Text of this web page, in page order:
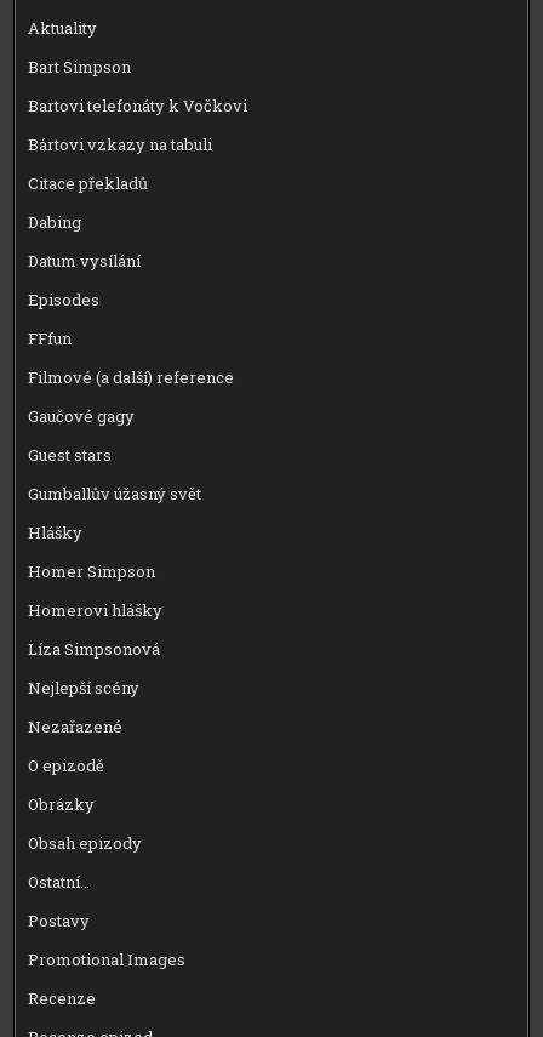
Aktuality
Bart Simpson
Bartovi telefonáty k Vočkovi
Bártovi vzkazy na tabuli
Citace překladů
Dabing
Datum vysílání
Episodes
FFfun
Filmové (a další) reference
Gaučové gagy
Guest stars
Gumballův úžasný svět
Hlášky
Homer Simpson
Homerovi hlášky
Líza Simpsonová
Nejlepší scény
Nezařazené
O epizodě
Obrázky
Obsah epizody
Ostatní…
Postavy
Promotional Images
Recenze